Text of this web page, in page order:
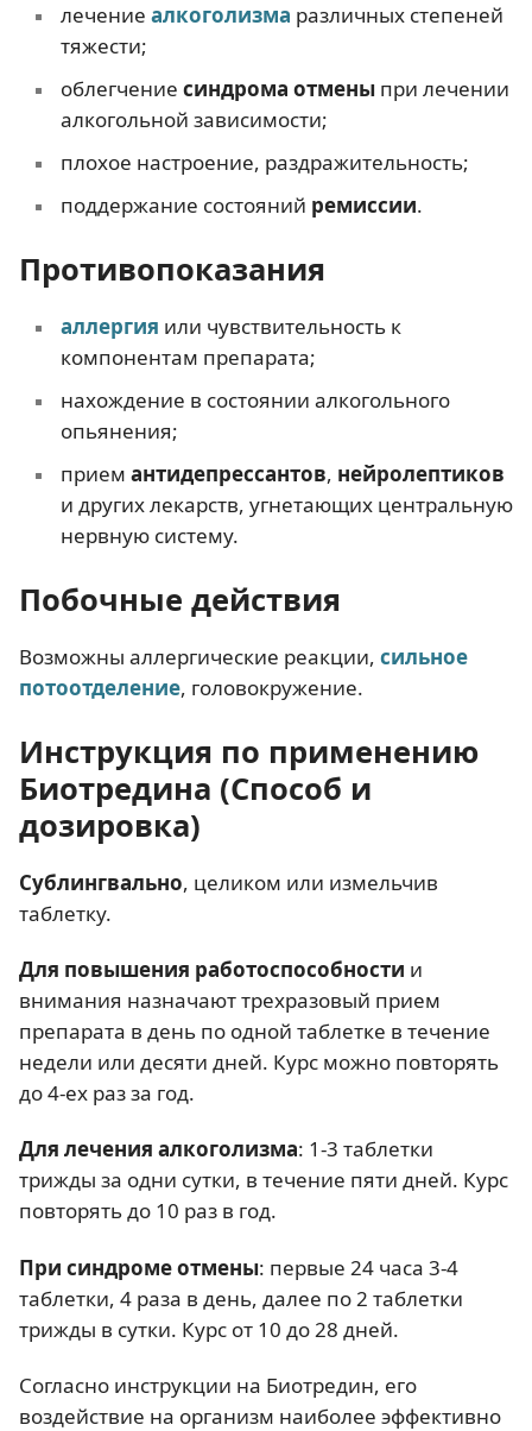
лечение алкоголизма различных степеней
тяжести;
облегчение синдрома отменыпри лечении
алкогольной зависимости;
плохое настроение, раздражительность;
поддержание состояний ремиссии.
Противопоказания
аллергия или чувствительность к
компонентам препарата;
нахождение в состоянии алкогольного
опьянения;
прием антидепрессантов, нейролептиков
и других лекарств, угнетающих центральную
нервную систему.
Побочные действия
Возможны аллергические реакции, сильное
потоотделение, головокружение.
Инструкция по применению
Биотредина (Способ и
дозировка)
Сублингвально, целиком или измельчив
таблетку.
Для повышения работоспособности и
внимания назначают трехразовый прием
препарата в день по одной таблетке в течение
недели или десяти дней. Курс можно повторять
до 4-ех раз за год.
Для лечения алкоголизма: 1-3 таблетки
трижды за одни сутки, в течение пяти дней. Курс
повторять до 10 раз в год.
При синдроме отмены: первые 24 часа 3-4
таблетки, 4 раза в день, далее по 2 таблетки
трижды в сутки. Курс от 10 до 28 дней.
Согласно инструкции на Биотредин, его
воздействие на организм наиболее эффективно